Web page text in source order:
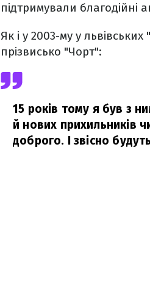
підтримували благодійні
Як і у 2003-му у
прізвисько "Чорт":
15 років тому я був з
й нових прихильників
доброго. І звісно